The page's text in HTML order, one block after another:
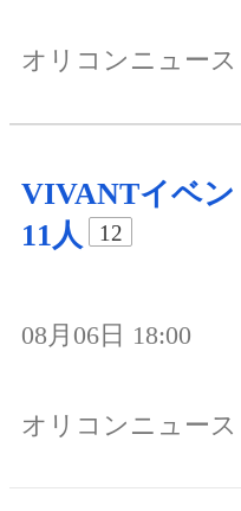
オリコンニュース
VIVANTイベン
11人
12
08月06日 18:00
オリコンニュース